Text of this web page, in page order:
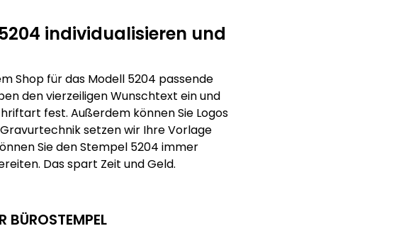
individualisieren und
Shop für das Modell 5204 passende
den vierzeiligen Wunschtext ein und
fest. Außerdem können Sie Logos
setzen wir Ihre Vorlage
Sie den Stempel 5204 immer
Das spart Zeit und Geld.
BÜROSTEMPEL